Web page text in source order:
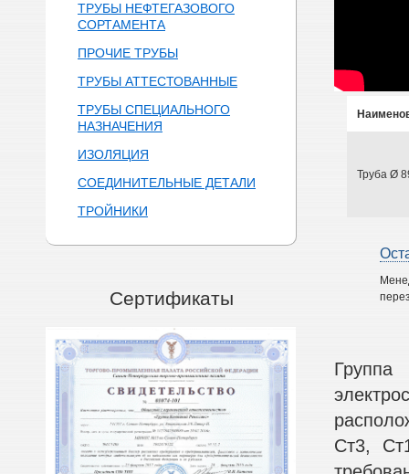
ТРУБЫ НЕФТЕГАЗОВОГО
СОРТАМЕНТА
ПРОЧИЕ ТРУБЫ
ТРУБЫ АТТЕСТОВАННЫЕ
ТРУБЫ СПЕЦИАЛЬНОГО
НАЗНАЧЕНИЯ
ИЗОЛЯЦИЯ
СОЕДИНИТЕЛЬНЫЕ ДЕТАЛИ
ТРОЙНИКИ
Сертификаты
Труба Ø
Ст3,